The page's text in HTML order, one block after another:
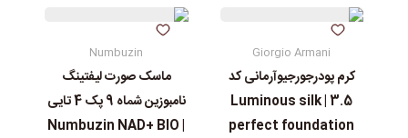
Giorgio Armani
کرم پودرجورجیوآرمانی کد
3.5 | Luminous silk
perfect foundation
Numbuzin
ماسک صورت لیفتینگ
نامبوزین شماه 9 پک 4 تایی
| Numbuzin NAD+ BIO